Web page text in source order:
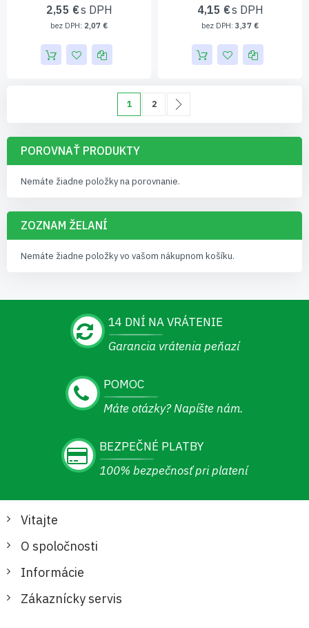
2,55 €
2,07 €
4,15 €
3,37 €
Momentálne čítate stránku
1 Page
2
POROVNAŤ PRODUKTY
Nemáte žiadne položky na porovnanie.
ZOZNAM ŽELANÍ
Nemáte žiadne položky vo vašom nákupnom košíku.
14 DNÍ NA VRÁTENIE
Garancia vrátenia peňazí
POMOC
Máte otázky? Napíšte nám.
BEZPEČNÉ PLATBY
100% bezpečnosť pri platení
Vitajte
O spoločnosti
Informácie
Zákaznícky servis